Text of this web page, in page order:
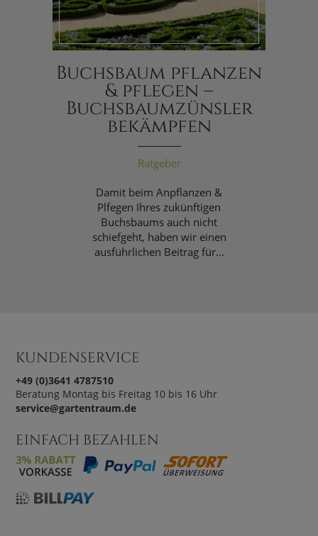
Buchsbaum pflanzen
& pflegen –
Buchsbaumzünsler
bekämpfen
Ratgeber
Damit beim Anpflanzen &
Plfegen Ihres zukünftigen
Buchsbaums auch nicht
schiefgeht, haben wir einen
ausführlichen Beitrag für...
KUNDENSERVICE
+49 (0)3641 4787510
Beratung Montag bis Freitag 10 bis 16 Uhr
service@gartentraum.de
EINFACH BEZAHLEN